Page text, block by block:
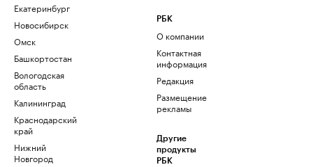
Екатеринбург
Новосибирск
Омск
Башкортостан
Вологодская
область
Калининград
Краснодарский
край
Нижний
Новгород
РБК
О компании
Контактная
информация
Редакция
Размещение
рекламы
Другие
продукты
РБК